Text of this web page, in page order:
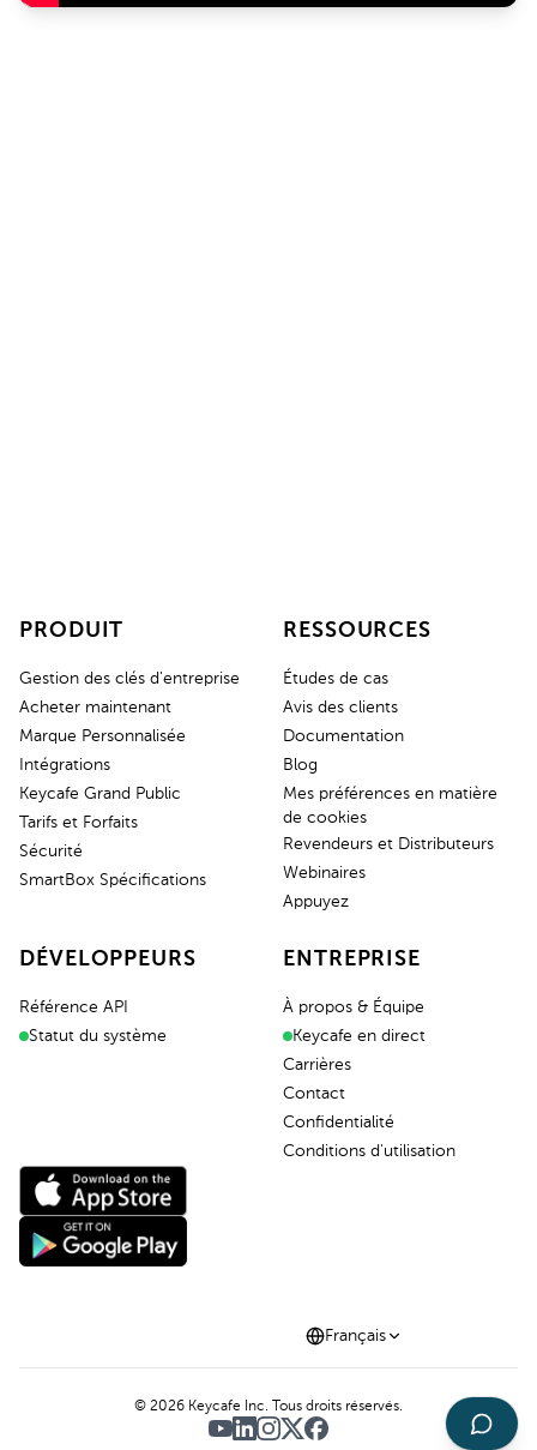
PRODUIT
Gestion des clés d'entreprise
Acheter maintenant
Marque Personnalisée
Intégrations
Keycafe Grand Public
Tarifs et Forfaits
Sécurité
SmartBox Spécifications
RESSOURCES
Études de cas
Avis des clients
Documentation
Blog
Mes préférences en matière
de cookies
Revendeurs et Distributeurs
Webinaires
Appuyez
DÉVELOPPEURS
Référence API
Statut du système
ENTREPRISE
À propos & Équipe
Keycafe en direct
Carrières
Contact
Confidentialité
Conditions d'utilisation
Français
© 2026 Keycafe Inc. Tous droits réservés.